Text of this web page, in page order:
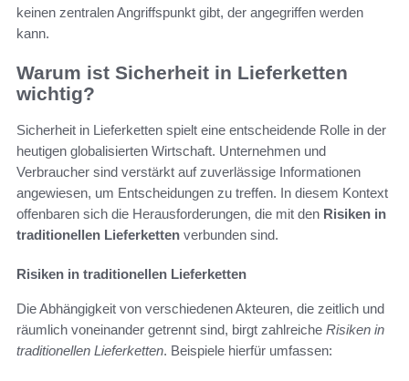
keinen zentralen Angriffspunkt gibt, der angegriffen werden
kann.
Warum ist Sicherheit in Lieferketten
wichtig?
Sicherheit in Lieferketten spielt eine entscheidende Rolle in der
heutigen globalisierten Wirtschaft. Unternehmen und
Verbraucher sind verstärkt auf zuverlässige Informationen
angewiesen, um Entscheidungen zu treffen. In diesem Kontext
offenbaren sich die Herausforderungen, die mit den Risiken in
traditionellen Lieferketten verbunden sind.
Risiken in traditionellen Lieferketten
Die Abhängigkeit von verschiedenen Akteuren, die zeitlich und
räumlich voneinander getrennt sind, birgt zahlreiche Risiken in
traditionellen Lieferketten. Beispiele hierfür umfassen: